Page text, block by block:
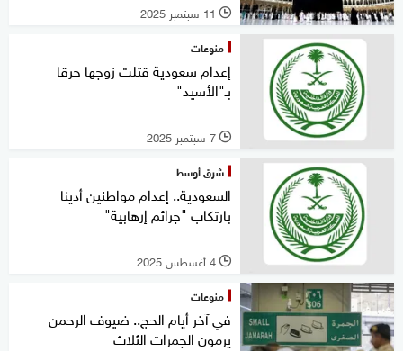
l 11 سبتمبر 2025
منوعات
إعدام سعودية قتلت زوجها حرقا
بـ"الأسيد"
l 7 سبتمبر 2025
شرق أوسط
السعودية.. إعدام مواطنين أدينا
بارتكاب "جرائم إرهابية"
l 4 أغسطس 2025
منوعات
في آخر أيام الحج.. ضيوف الرحمن
يرمون الجمرات الثلاث